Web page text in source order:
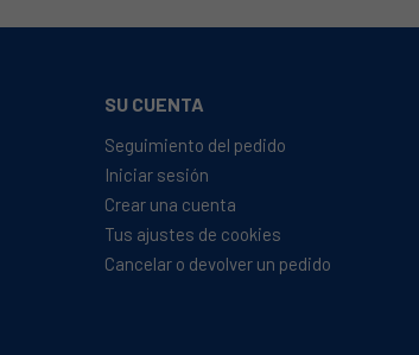
SU CUENTA
Seguimiento del pedido
Iniciar sesión
Crear una cuenta
Tus ajustes de cookies
Cancelar o devolver un pedido